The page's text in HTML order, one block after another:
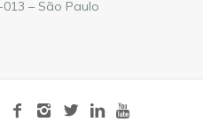
013 – São Paulo